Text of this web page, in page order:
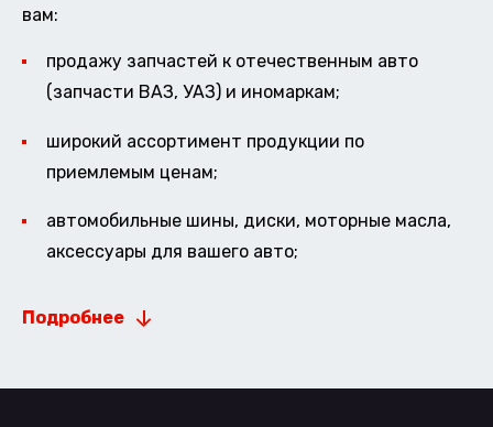
вам:
продажу запчастей к отечественным авто
(запчасти ВАЗ, УАЗ) и иномаркам;
широкий ассортимент продукции по
приемлемым ценам;
автомобильные шины, диски, моторные масла,
аксессуары для вашего авто;
Подробнее